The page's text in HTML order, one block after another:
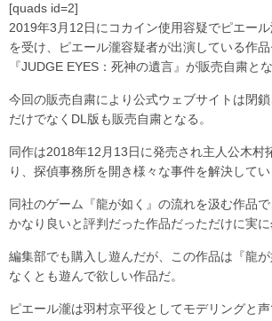
[quads id=2]
2019年3月12日にコカイン使用容疑でピエー
を受け、ピエール瀧容疑者が出演している作
『JUDGE EYES：死神の遺言』が販売自粛とな
今回の販売自粛により公式ウェブサイトは閉
だけでなくDL版も販売自粛となる。
同作は2018年12月13日に発売され主人公木村
り、探偵事務所を開き様々な事件を解決してい
同社のゲーム『龍が如く』の流れを汲む作品
かなり良いと評判だった作品だっただけに実に
編集部でも購入し遊んだが、この作品は『龍
なくとも遊んで欲しい作品だ。
ピエール瀧は羽村京平役としてモデリングと